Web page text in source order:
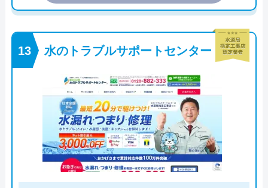
水のトラブルサポートセンター